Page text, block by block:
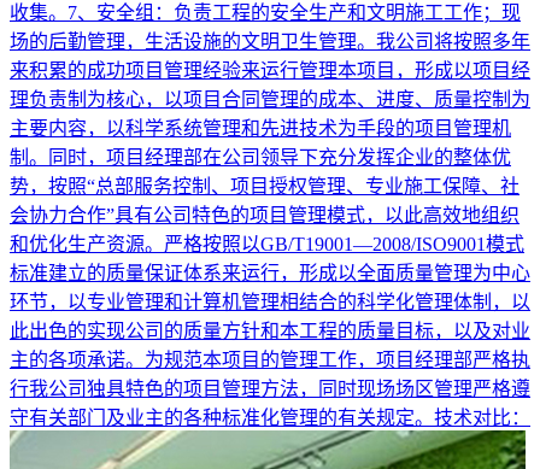
收集。7、安全组：负责工程的安全生产和文明施工工作；现
场的后勤管理，生活设施的文明卫生管理。我公司将按照多年
来积累的成功项目管理经验来运行管理本项目，形成以项目经
理负责制为核心，以项目合同管理的成本、进度、质量控制为
主要内容，以科学系统管理和先进技术为手段的项目管理机
制。同时，项目经理部在公司领导下充分发挥企业的整体优
势，按照“总部服务控制、项目授权管理、专业施工保障、社
会协力合作”具有公司特色的项目管理模式，以此高效地组织
和优化生产资源。严格按照以GB/T19001—2008/ISO9001模式
标准建立的质量保证体系来运行，形成以全面质量管理为中心
环节，以专业管理和计算机管理相结合的科学化管理体制，以
此出色的实现公司的质量方针和本工程的质量目标，以及对业
主的各项承诺。为规范本项目的管理工作，项目经理部严格执
行我公司独具特色的项目管理方法，同时现场场区管理严格遵
守有关部门及业主的各种标准化管理的有关规定。技术对比：